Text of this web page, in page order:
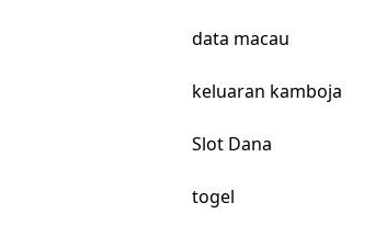
data macau
keluaran kamboja
Slot Dana
togel